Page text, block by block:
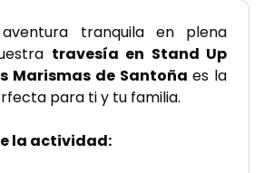
tranquila en plena
travesía en Stand Up
Marismas de Santoña es la
para ti y tu familia.
la actividad: